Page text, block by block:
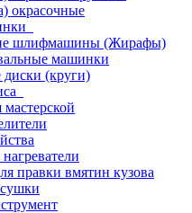
окрасочные
шлифмашины (Жирафы)
машинки
(круги)
правки вмятин кузова